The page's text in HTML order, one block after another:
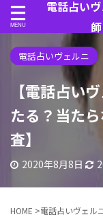
電話占い
電話占いヴェルニ
【電話占い
たる？当た
査】
2020年8月8日
HOME >電話占いヴェル